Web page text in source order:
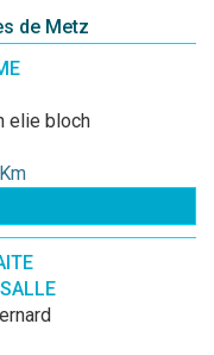
de Metz
elie bloch